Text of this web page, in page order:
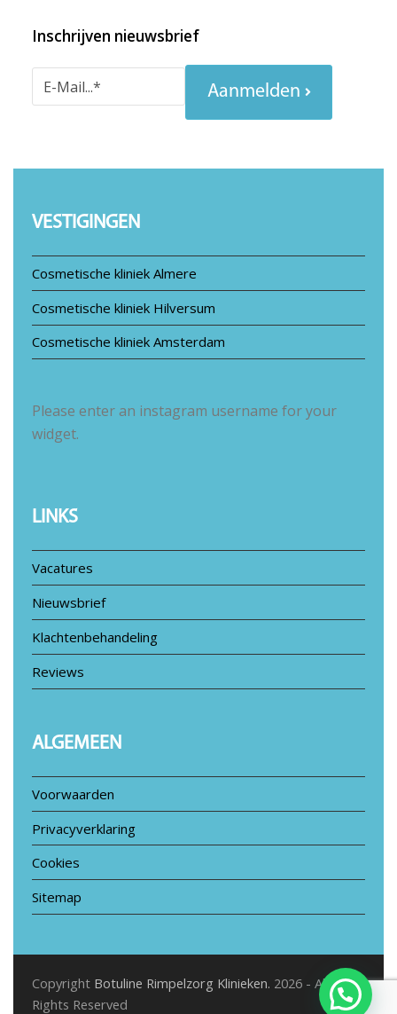
Inschrijven nieuwsbrief
Aanmelden
VESTIGINGEN
Cosmetische kliniek Almere
Cosmetische kliniek Hilversum
Cosmetische kliniek Amsterdam
Please enter an instagram username for your
widget.
LINKS
Vacatures
Nieuwsbrief
Klachtenbehandeling
Reviews
ALGEMEEN
Voorwaarden
Privacyverklaring
Cookies
Sitemap
Copyright Botuline Rimpelzorg Klinieken. 2026 - All
Rights Reserved